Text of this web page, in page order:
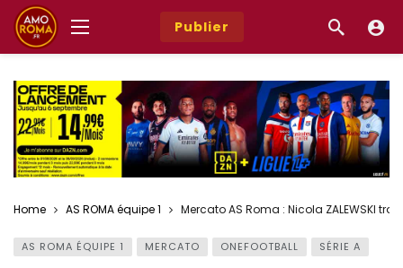
Publier
Home AS ROMA équipe 1 Mercato AS Roma : Nicola ZALEWSKI
AS ROMA ÉQUIPE 1 MERCATO ONEFOOTBALL SÉRIE A